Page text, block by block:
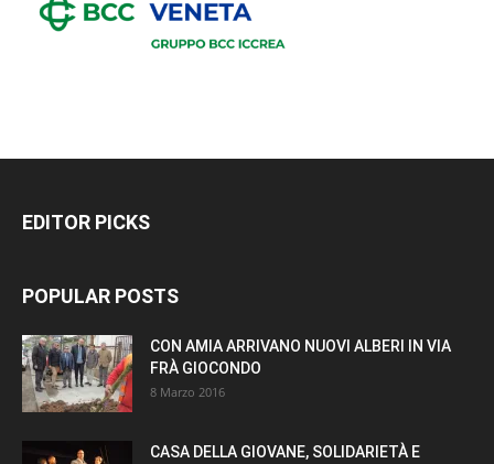
EDITOR PICKS
POPULAR POSTS
CON AMIA ARRIVANO NUOVI ALBERI IN VIA
FRÀ GIOCONDO
8 Marzo 2016
CASA DELLA GIOVANE, SOLIDARIETÀ E